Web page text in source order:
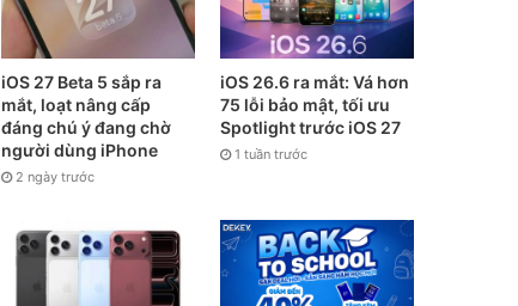
iOS 27 Beta 5 sắp ra
mắt, loạt nâng cấp
đáng chú ý đang chờ
người dùng iPhone
2 ngày trước
iOS 26.6 ra mắt: Vá hơn
75 lỗi bảo mật, tối ưu
Spotlight trước iOS 27
1 tuần trước